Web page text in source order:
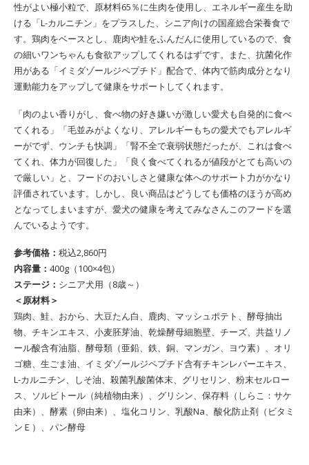
性がよい極小粒で、原材料65％に生肉を使用し、エネルギー産生を助
ける「L-カルニチン」をプラスした、シニア向けの国産総合栄養食で
す。鶏肉をベースとし、鹿肉や鮭をふんだんに使用しているので、食
の細いワンちゃんも食欲アップしてくれるはずです。また、抗菌化作
用がある「イミダゾールジペプチド」配合で、体内で筋肉成分となり
運動能力をアップして健康をサポートしてくれます。
「肉のよい香りがし、食べ物の好き嫌いが激しい愛犬も自発的に食べ
てくれる」「毛並みがよくなり、アレルギーもちの愛犬でもアレルギ
ーがでず、ウンチも快調」「腎不全で衰弱状態だったが、これは食べ
てくれ、体力が回復した」「良く食べてくれるが値段がとても高いの
で厳しい」と、フードのおいしさと健康な体へのサポート力がかなり
評価されています。しかし、良い商品はどうしても価格のほうが高め
となってしまいますが、愛犬の健康を考えてみなさんこのフードを選
んでいるようです。
参考価格： 税込2,860円
内容量： 400g（100×4包）
ステージ： シニア犬用（8歳～）
＜原材料＞
鶏肉、鮭、おから、大豆たん白、鹿肉、マッシュポテト、酵母抽出
物、チキンエキス、小麦胚芽油、乾燥酵母細胞壁、チーズ、共益リノ
ール酸含有油脂、酵母類（亜鉛、鉄、銅、マンガン、ヨウ素）、オリ
ゴ糖、生ごま油、イミダゾールジペプチド含有チキンレバーエキス、
L-カルニチン、しそ油、殺菌乳酸菌体末、グリセリン、粉末セルロー
ス、ソルビトール（純植物由来）、グリシン、保存料（しらこ：サケ
由来）、酵素（卵由来）、塩化コリン、乳酸Na、酸化防止剤（ビタミ
ンＥ）、パン酵母